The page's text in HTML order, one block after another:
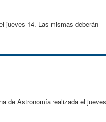
jueves 14. Las mismas deberán
de Astronomía realizada el jueves